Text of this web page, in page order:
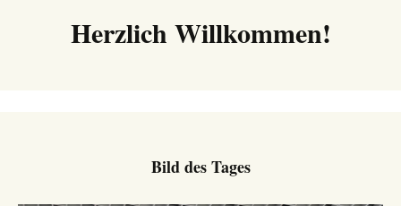
Herzlich Willkommen!
Bild des Tages